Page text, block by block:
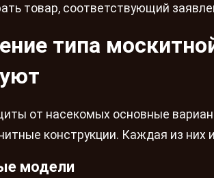
товар, соответствующий
типа
от насекомых основные
конструкции. Каждая из них
модели